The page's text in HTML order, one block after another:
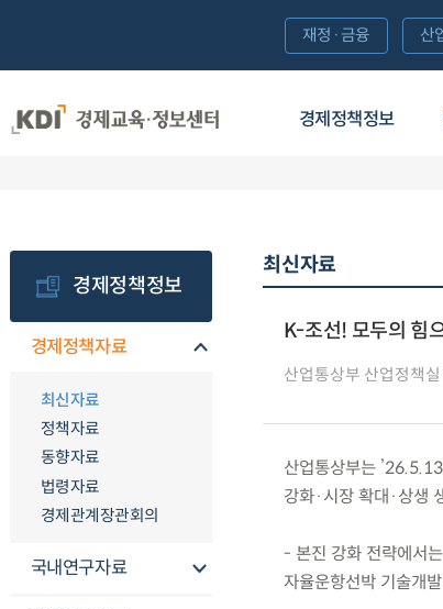
경제정책정보
재정·금융 산
경제정책정보
경제정책자료
최신자료
정책자료
동향자료
법령자료
경제관계장관회의
국내연구자료
최신자료
K-조선! 모두의 힘
산업통상부 산업정책
산업통상부는
강화·시장 확대·상생
- 본진 강화 전략에서
자율운항선박 기술개